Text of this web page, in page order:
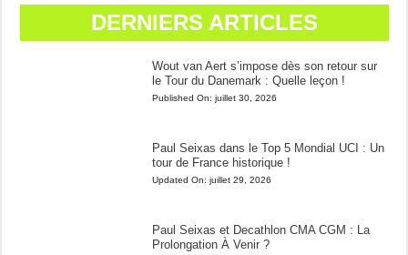
DERNIERS ARTICLES
Wout van Aert s’impose dès son retour sur
le Tour du Danemark : Quelle leçon !
Published On: juillet 30, 2026
Paul Seixas dans le Top 5 Mondial UCI : Un
tour de France historique !
Updated On: juillet 29, 2026
Paul Seixas et Decathlon CMA CGM : La
Prolongation À Venir ?